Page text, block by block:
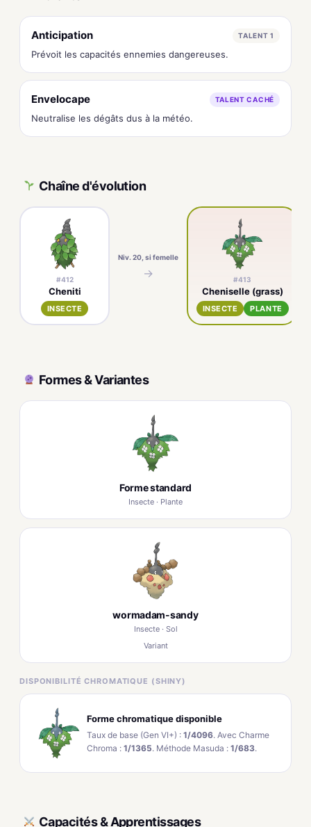
Anticipation TALENT 1
Prévoit les capacités ennemies dangereuses.
Envelocape TALENT CACHÉ
Neutralise les dégâts dus à la météo.
Chaîne d'évolution
#412
Cheniti
INSECTE
Niv. 20, si femelle
→ #413
Cheniselle (grass)
INSECTE PLANTE
Formes & Variantes
Forme standard
Insecte · Plante
wormadam-sandy
Insecte · Sol
Variant
DISPONIBILITÉ CHROMATIQUE (SHINY)
Forme chromatique disponible
Taux de base (Gen VI+) : 1/4096. Avec Charme
Chroma : 1/1365. Méthode Masuda : 1/683.
Capacités & Apprentissages